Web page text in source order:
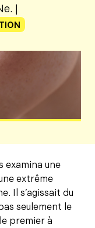
|
examina une
extrême
Il s’agissait du
seulement le
premier à